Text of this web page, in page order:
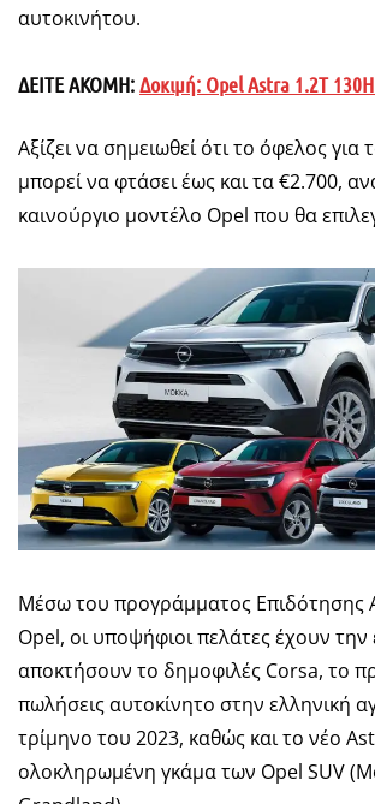
αυτοκινήτου.
ΔΕΙΤΕ ΑΚΟΜΗ:Δοκιμή: Opel Astra 1.2T
Αξίζει να σημειωθεί ότι το όφελος για
μπορεί να φτάσει έως και τα €2.700,
καινούργιο μοντέλο Opel που θα
Μέσω του προγράμματος Επιδότησης
Opel, οι υποψήφιοι πελάτες έχουν την
αποκτήσουν το δημοφιλές Corsa, το
πωλήσεις αυτοκίνητο στην ελληνική
τρίμηνο του 2023, καθώς και το νέο
ολοκληρωμένη γκάμα των Opel SUV